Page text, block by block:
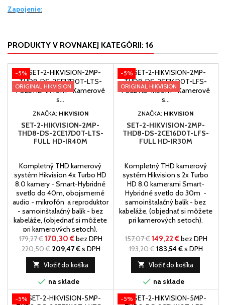
Zapojenie:
PRODUKTY V ROVNAKEJ KATEGÓRII: 16
-5%
ORIGINAL HIKVISION
ZNAČKA: HIKVISION
SET-2-HIKVISION-2MP-
THD8-DS-2CE17D0T-LTS-
FULL HD-IR40M
Kompletný THD kamerový
systém Hikvision 4x Turbo HD
8.0 kamery - Smart-Hybridné
svetlo do 40m, obojsmerné
audio - mikrofón a reproduktor
- samoinštalačný balík - bez
kabeláže, (objednať si môžete
pri kamerových setoch).
179,27 €170,30 €bez DPH
220,50 € 209,47 €s DPH
 Vložiť do košíka
 na sklade
-5%
ORIGINAL HIKVISION
ZNAČKA: HIKVISION
SET-2-HIKVISION-2MP-
THD8-DS-2CE16D0T-LFS-
FULL HD-IR30M
Kompletný THD kamerový
systém Hikvision s 2x Turbo
HD 8.0 kamerami Smart-
Hybridné svetlo do 30m -
samoinštalačný balík - bez
kabeláže, (objednať si môžete
pri kamerových setoch).
157,07 €149,22 €bez DPH
193,20 €183,54 €s DPH
 Vložiť do košíka
 na sklade
-5%
-5%